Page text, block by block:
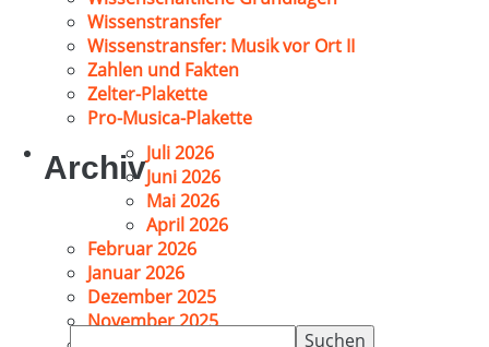
Wissenstransfer
Wissenstransfer: Musik vor Ort II
Zahlen und Fakten
Zelter-Plakette
Pro-Musica-Plakette
ArchivJuli 2026
Juni 2026
Mai 2026
April 2026
Februar 2026
Januar 2026
Dezember 2025
November 2025